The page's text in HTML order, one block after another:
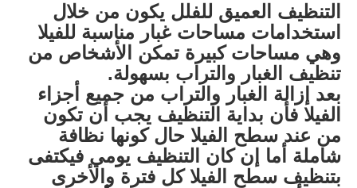
التنظيف العميق للفلل يكون من خلال
استخدامات مساحات غبار مناسبة للفيلا
وهي مساحات كبيرة تمكن الأشخاص من
تنظيف الغبار والتراب بسهولة.
بعد إزالة الغبار والتراب من جميع أجزاء
الفيلا فأن بداية التنظيف يجب أن تكون
من عند سطح الفيلا حال كونها نظافة
شاملة أما إن كان التنظيف يومي فيكتفى
بتنظيف سطح الفيلا كل فترة والأخرى